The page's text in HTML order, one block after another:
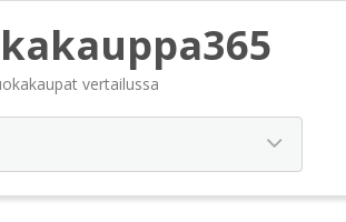
vertailussa